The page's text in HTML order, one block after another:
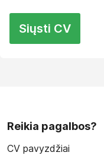
Siųsti CV
Reikia pagalbos?
CV pavyzdžiai